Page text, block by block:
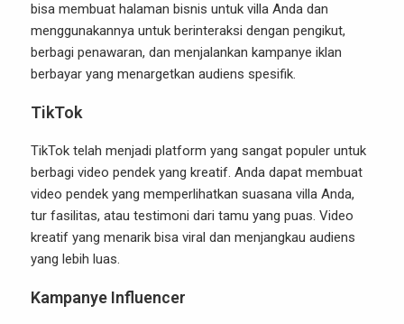
bisa membuat halaman bisnis untuk villa Anda dan
menggunakannya untuk berinteraksi dengan pengikut,
berbagi penawaran, dan menjalankan kampanye iklan
berbayar yang menargetkan audiens spesifik.
TikTok
TikTok telah menjadi platform yang sangat populer untuk
berbagi video pendek yang kreatif. Anda dapat membuat
video pendek yang memperlihatkan suasana villa Anda,
tur fasilitas, atau testimoni dari tamu yang puas. Video
kreatif yang menarik bisa viral dan menjangkau audiens
yang lebih luas.
Kampanye Influencer